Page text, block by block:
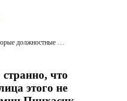
Единый тариф – это миф, странно, что некоторые должностные лица этого не понимают, считает Вениамин Пинхасик.
что
этого не